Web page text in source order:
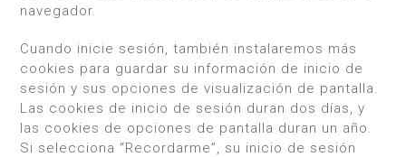
navegador.
Cuando inicie sesión, también instalaremos más
cookies para guardar su información de inicio de
sesión y sus opciones de visualización de pantalla.
Las cookies de inicio de sesión duran dos días, y
las cookies de opciones de pantalla duran un año.
Si selecciona “Recordarme”, su inicio de sesión